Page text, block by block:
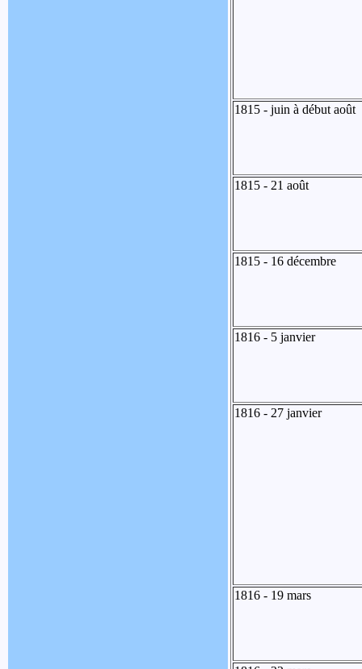
1815 - juin à début août
1815 - 21 août
1815 - 16 décembre
1816 - 5 janvier
1816 - 27 janvier
1816 - 19 mars